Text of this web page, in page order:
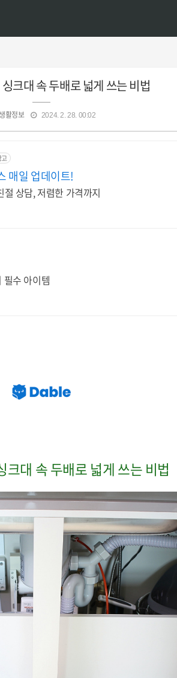
크대 속 두배로 넓게 쓰는 비법
활정보 2024. 2. 28. 00:02
매일 업데이트!
상담, 저렴한 가격까지
필수 아이템
크대 속 두배로 넓게 쓰는 비법